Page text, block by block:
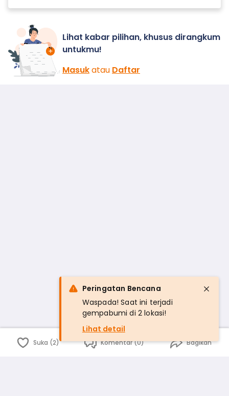
Lihat kabar pilihan, khusus dirangkum
untukmu!
Masukatau Daftar
Suka (2) Komentar (0) Bagikan
Peringatan Bencana
Waspada! Saat ini terjadi
gempabumi di 2 lokasi!
Lihat detail